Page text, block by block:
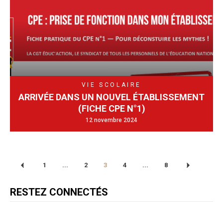
VIE SCOLAIRE
ARRIVÉE DANS UN NOUVEL ÉTABLISSEMENT
(FICHE CPE N°1)
12 novembre 2024
1 ... 2 3 4 ... 8
RESTEZ CONNECTÉS